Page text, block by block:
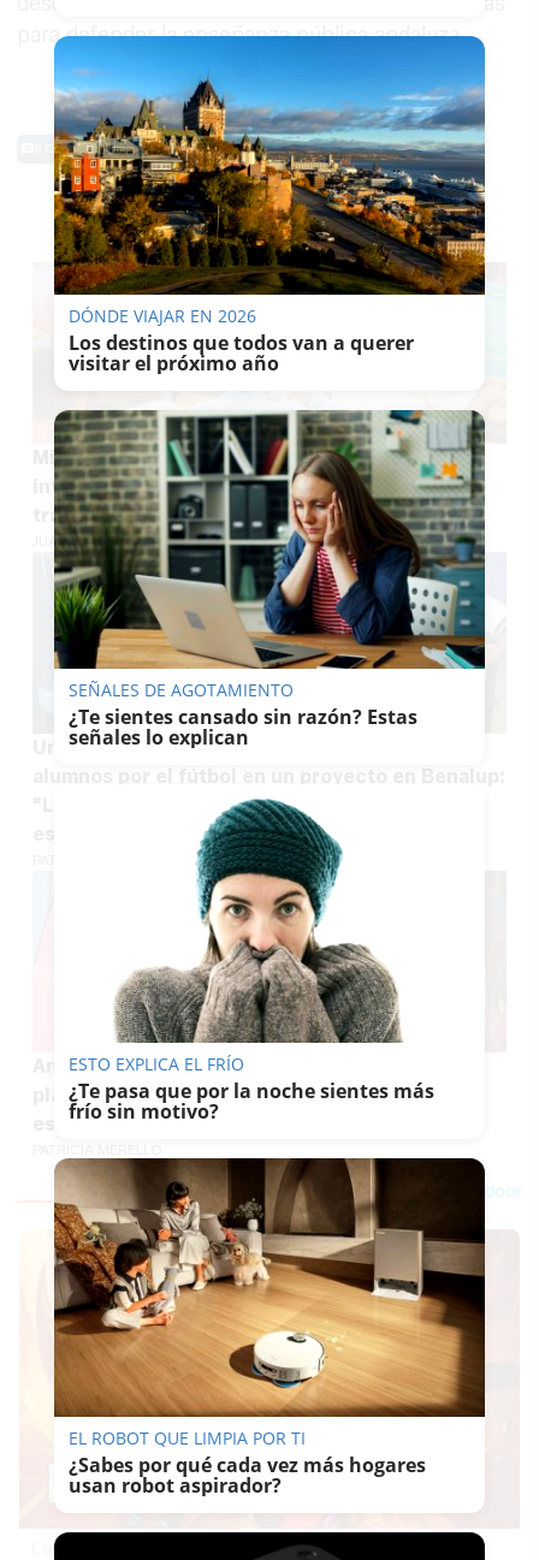
para defender la enseñanza pública andaluza.
0 Comentarios
TE PUEDE INTERESAR
Miles de docentes andaluces, muy nerviosos
intentando consultar sin éxito en la web dónde
trabajarán el curso que viene
JUAN ANTONIO CARRASCO
Una maestra transforma la pasión de sus
alumnos por el fútbol en un proyecto en Benalup:
"La victoria de España cobra un significado
Andalucía refuerza la inclusión con 150 nuevas
plazas de apoyo al alumnado con necesidades
especiales
Corepunk MMORPG
DÓNDE VIAJAR EN 2026
Los destinos que todos van a querer
visitar el próximo año
SEÑALES DE AGOTAMIENTO
¿Te sientes cansado sin razón? Estas
señales lo explican
ESTO EXPLICA EL FRÍO
¿Te pasa que por la noche sientes más
frío sin motivo?
EL ROBOT QUE LIMPIA POR TI
¿Sabes por qué cada vez más hogares
usan robot aspirador?